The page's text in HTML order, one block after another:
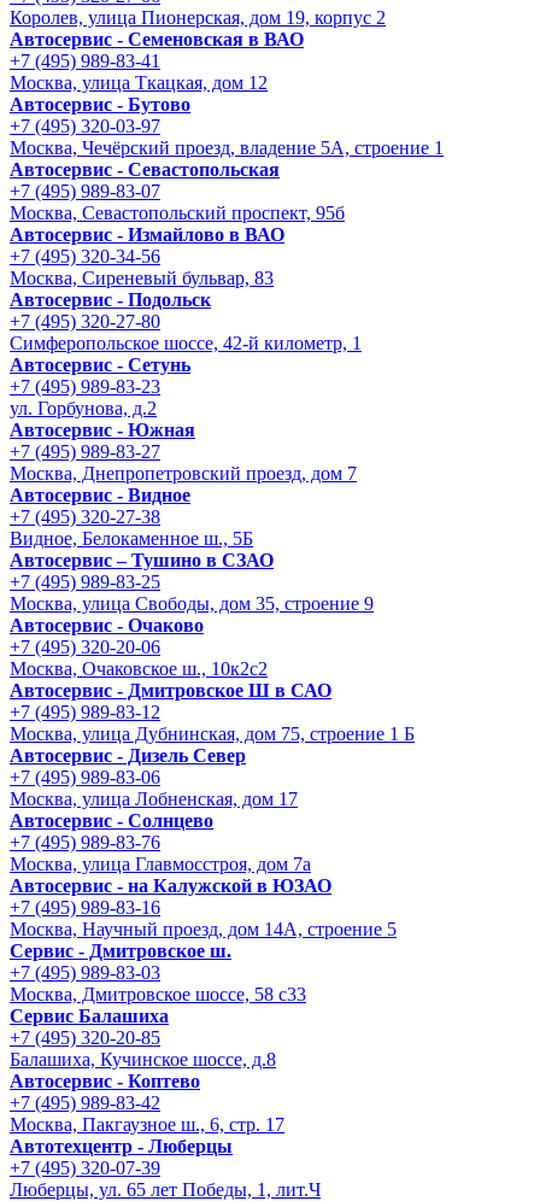
Королев, улица Пионерская, дом 19, корпус 2
Автосервис - Семеновская в ВАО
+7 (495) 989-83-41
Москва, улица Ткацкая, дом 12
Автосервис - Бутово
+7 (495) 320-03-97
Москва, Чечёрский проезд, владение 5А, строение 1
Автосервис - Cевастопольская
+7 (495) 989-83-07
Москва, Севастопольский проспект, 95б
Автосервис - Измайлово в ВАО
+7 (495) 320-34-56
Москва, Сиреневый бульвар, 83
Автосервис - Подольск
+7 (495) 320-27-80
Симферопольское шоссе, 42-й километр, 1
Автосервис - Сетунь
+7 (495) 989-83-23
ул. Горбунова, д.2
Автосервис - Южная
+7 (495) 989-83-27
Москва, Днепропетровский проезд, дом 7
Автосервис - Видное
+7 (495) 320-27-38
Видное, Белокаменное ш., 5Б
Автосервис – Тушино в СЗАО
+7 (495) 989-83-25
Москва, улица Свободы, дом 35, строение 9
Автосервис - Очаково
+7 (495) 320-20-06
Москва, Очаковское ш., 10к2с2
Автосервис - Дмитровское Ш в САО
+7 (495) 989-83-12
Москва, улица Дубнинская, дом 75, строение 1 Б
Автосервис - Дизель Север
+7 (495) 989-83-06
Москва, улица Лобненская, дом 17
Автосервис - Солнцево
+7 (495) 989-83-76
Москва, улица Главмосстроя, дом 7а
Автосервис - на Калужской в ЮЗАО
+7 (495) 989-83-16
Москва, Научный проезд, дом 14А, строение 5
Сервис - Дмитровское ш.
+7 (495) 989-83-03
Москва, Дмитровское шоссе, 58 с33
Сервис Балашиха
+7 (495) 320-20-85
Балашиха, Кучинское шоссе, д.8
Автосервис - Коптево
+7 (495) 989-83-42
Москва, Пакгаузное ш., 6, стр. 17
Автотехцентр - Люберцы
+7 (495) 320-07-39
Люберцы, ул. 65 лет Победы, 1, лит.Ч